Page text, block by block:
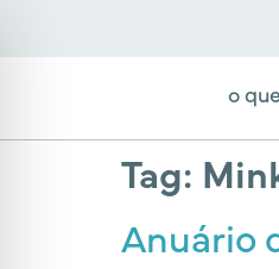
o
Tag:
Anuário